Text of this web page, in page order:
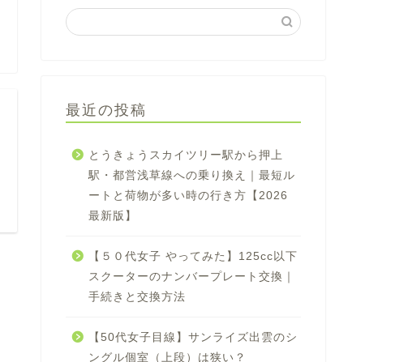
最近の投稿
とうきょうスカイツリー駅から押上
駅・都営浅草線への乗り換え｜最短ル
ートと荷物が多い時の行き方【2026
最新版】
【５０代女子 やってみた】125cc以下
スクーターのナンバープレート交換｜
手続きと交換方法
【50代女子目線】サンライズ出雲のシ
ングル個室（上段）は狭い？